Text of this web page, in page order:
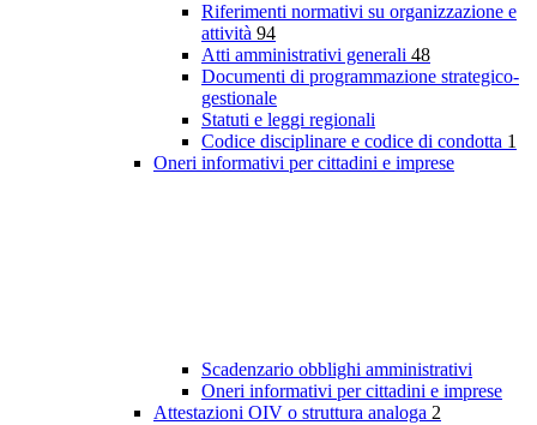
Riferimenti normativi su organizzazione e
attività 94
Atti amministrativi generali 48
Documenti di programmazione strategico-
gestionale
Statuti e leggi regionali
Codice disciplinare e codice di condotta 1
Oneri informativi per cittadini e imprese
Scadenzario obblighi amministrativi
Oneri informativi per cittadini e imprese
Attestazioni OIV o struttura analoga 2